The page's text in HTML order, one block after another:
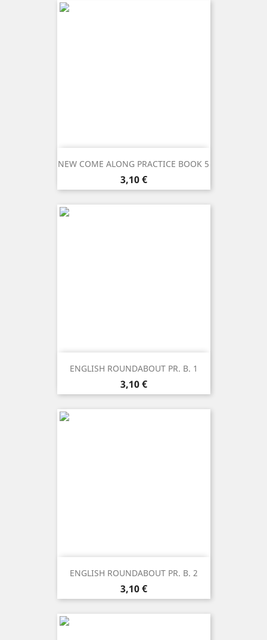
NEW COME ALONG PRACTICE BOOK 5
Prezzo
3,10 €
ENGLISH ROUNDABOUT PR. B. 1
Prezzo
3,10 €
ENGLISH ROUNDABOUT PR. B. 2
Prezzo
3,10 €